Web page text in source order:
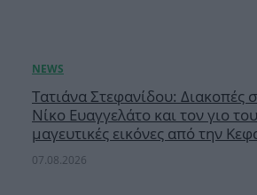
Τατιάνα Στεφανίδου: Διακοπές
Νίκο Ευαγγελάτο και τον γιο
μαγευτικές εικόνες από την
07.08.2026